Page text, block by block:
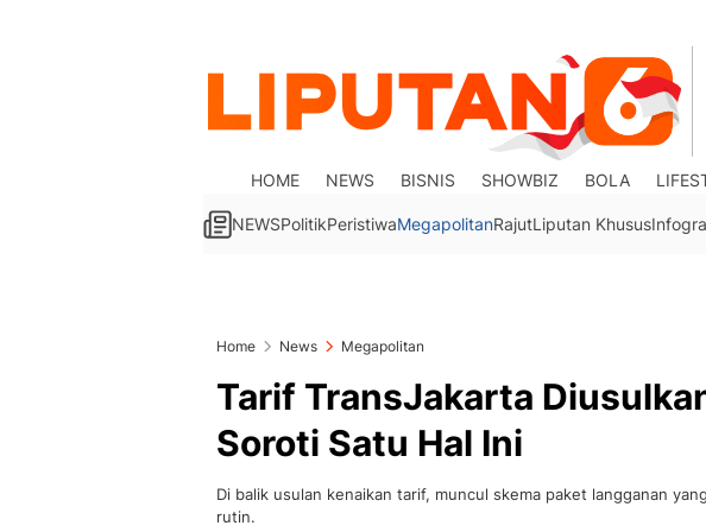
HOME NEWS BISNIS SHOWBIZ BOLA
NEWSPolitikPeristiwaMegapolitanRajutLiputan Khusus
Home News Megapolitan
Tarif TransJakarta
Soroti Satu Hal Ini
Di balik usulan kenaikan tarif, muncul skema paket langganan
rutin.